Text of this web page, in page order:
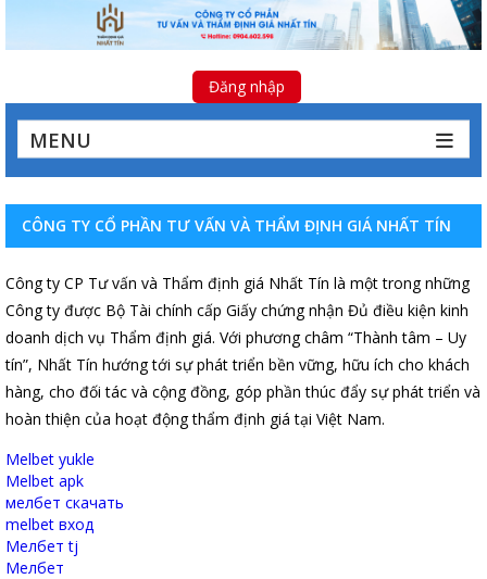
Đăng nhập
MENU
CÔNG TY CỔ PHẦN TƯ VẤN VÀ THẨM ĐỊNH GIÁ NHẤT TÍN
Công ty CP Tư vấn và Thẩm định giá Nhất Tín là một trong những
Công ty được Bộ Tài chính cấp Giấy chứng nhận Đủ điều kiện kinh
doanh dịch vụ Thẩm định giá. Với phương châm “Thành tâm – Uy
tín”, Nhất Tín hướng tới sự phát triển bền vững, hữu ích cho khách
hàng, cho đối tác và cộng đồng, góp phần thúc đẩy sự phát triển và
hoàn thiện của hoạt động thẩm định giá tại Việt Nam.
Melbet yukle
Melbet apk
мелбет скачать
melbet вход
Мелбет tj
Мелбет